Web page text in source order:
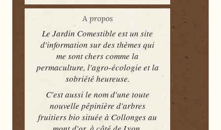
A propos
Le Jardin Comestible est un site
d'information sur des thèmes qui
me sont chers comme la
permaculture, l'agro-écologie et la
sobriété heureuse.
C'est aussi le nom d'une toute
nouvelle pépinière d'arbres
fruitiers bio située à Collonges au